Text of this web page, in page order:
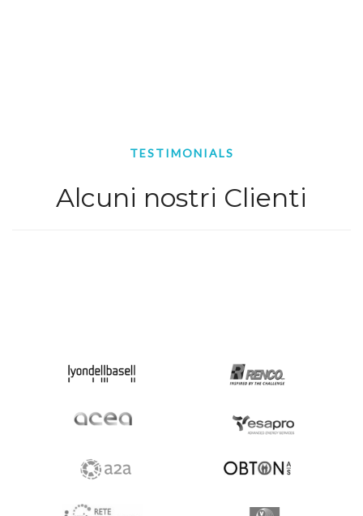
TESTIMONIALS
Alcuni nostri Clienti